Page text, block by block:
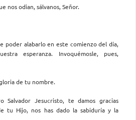
nos odian, sálvanos, Señor.
poder alabarlo en este comienzo del día,
esperanza. Invoquémosle, pues,
de tu nombre.
Salvador Jesucristo, te damos gracias
tu Hijo, nos has dado la sabiduría y la